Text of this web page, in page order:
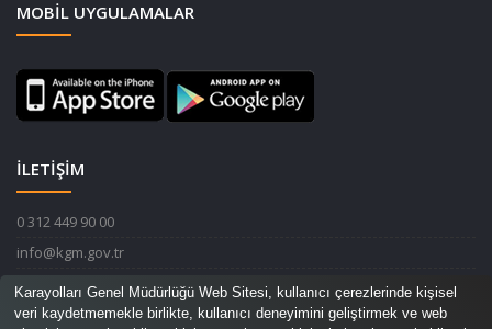
MOBIL UYGULAMALAR
İLETİŞİM
0 312 449 90 00
info@kgm.gov.tr
Karayolları Genel Müdürlüğü Devlet Mahallesi İnönü Bulvarı No:14
06420 Çankaya / ANKARA
Karayolları Genel Müdürlüğü Web Sitesi, kullanıcı çerezlerinde kişisel
veri kaydetmemekle birlikte, kullanıcı deneyimini geliştirmek ve web